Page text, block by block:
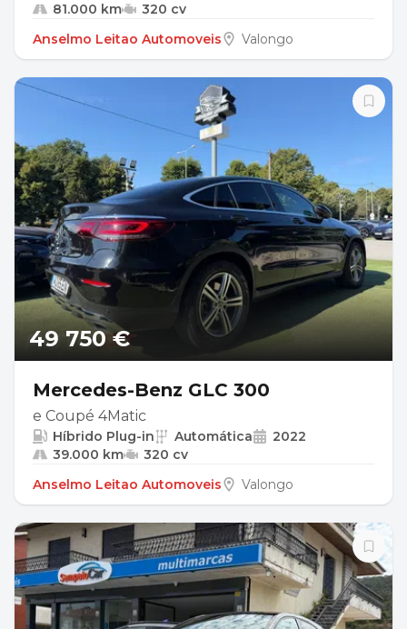
81.000 km
320 cv
Anselmo Leitao Automoveis
Valongo
49 750 €
Mercedes-Benz GLC 300
e Coupé 4Matic
Híbrido Plug-in Automática
2022
39.000 km
320 cv
Anselmo Leitao Automoveis
Valongo